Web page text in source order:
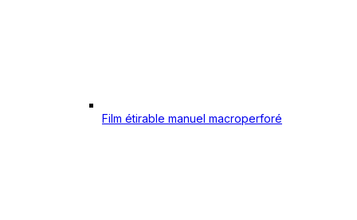
Film étirable manuel macroperforé